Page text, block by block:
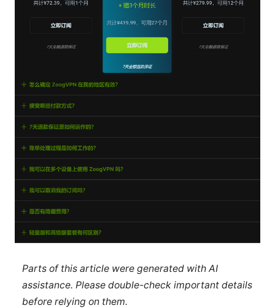
Parts of this article were generated with AI
assistance. Please double-check important details
before relying on them.